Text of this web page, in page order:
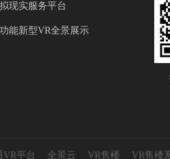
现实服务平台
能新型VR全景展示
VR平台 全景云 VR售楼 VR售楼